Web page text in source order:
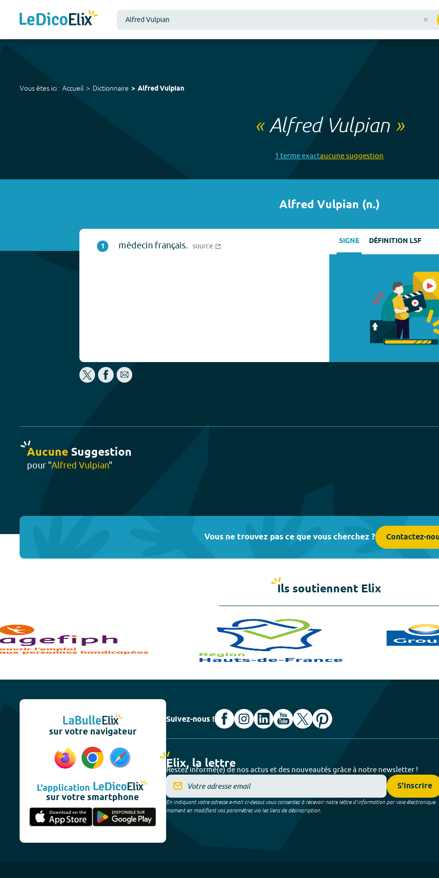
Vous êtes ici : Accueil Dictionnaire Alfred Vulpian
« Alfred Vulpian»
1 termeexactaucunesuggestion
Alfred Vulpian (n.)
1 médecin français. source SIGNE DÉFINITION LSF
Aucune Suggestion
pour "Alfred Vulpian"
Vous ne trouvez pas ce que vous cherchez ? Contactez-
Ils soutiennent Elix
sur votre navigateur
L'application
sur votre smartphone
Suivez-nous !
Elix, la lettre
Restez informé(e) de nos actus et des nouveautés grâce à notre newsletter !
S'inscrire
En indiquant votre adresse e-mail ci-dessus vous consentez à recevoir notre lettre d’information par voie électronique.
moment en modifiant vos paramètres via les liens de désinscription.